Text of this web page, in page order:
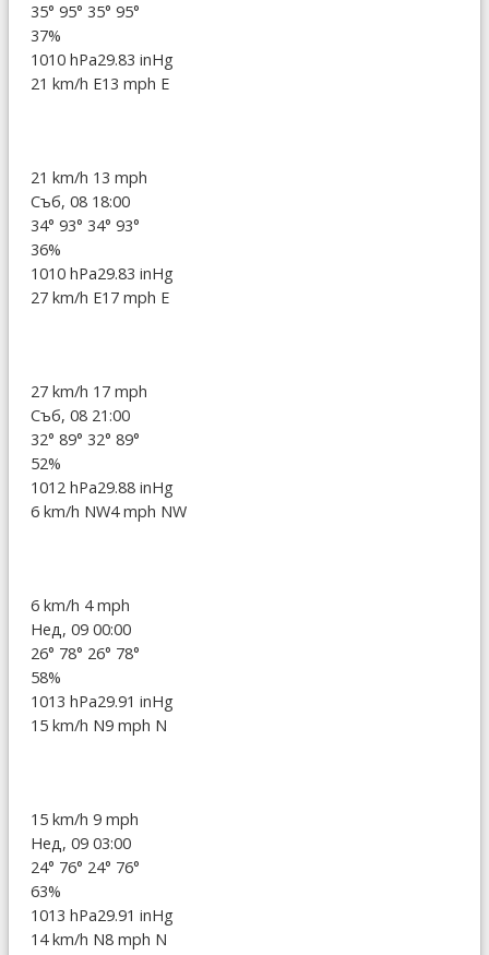
35° 95° 35° 95°
37%
1010 hPa29.83 inHg
21 km/h E13 mph E
21 km/h 13 mph
Съб, 08 18:00
34° 93° 34° 93°
36%
1010 hPa29.83 inHg
27 km/h E17 mph E
27 km/h 17 mph
Съб, 08 21:00
32° 89° 32° 89°
52%
1012 hPa29.88 inHg
6 km/h NW4 mph NW
6 km/h 4 mph
Нед, 09 00:00
26° 78° 26° 78°
58%
1013 hPa29.91 inHg
15 km/h N9 mph N
15 km/h 9 mph
Нед, 09 03:00
24° 76° 24° 76°
63%
1013 hPa29.91 inHg
14 km/h N8 mph N